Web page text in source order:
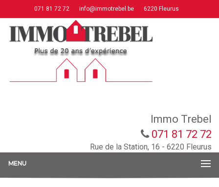
071 81 72 72 info@immotrebel.be 6220 Fleurus
Immo Trebel
071 81 72 72
Rue de la Station, 16 - 6220 Fleurus
MENU